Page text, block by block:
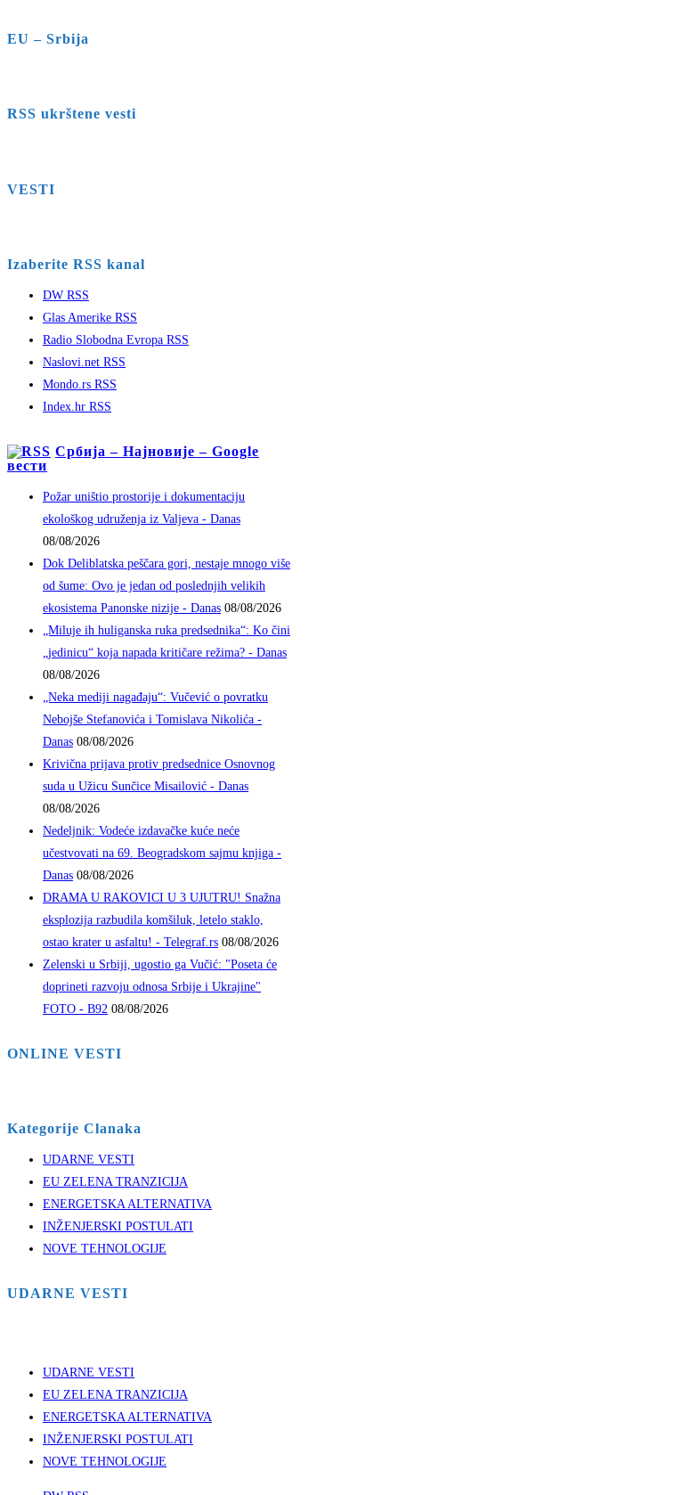
EU – Srbija
RSS ukrštene vesti
VESTI
Izaberite RSS kanal
DW RSS
Glas Amerike RSS
Radio Slobodna Evropa RSS
Naslovi.net RSS
Mondo.rs RSS
Index.hr RSS
Србија – Најновије – Google
вести
Požar uništio prostorije i dokumentaciju
ekološkog udruženja iz Valjeva - Danas
08/08/2026
Dok Deliblatska peščara gori, nestaje mnogo više
od šume: Ovo je jedan od poslednjih velikih
ekosistema Panonske nizije - Danas 08/08/2026
„Miluje ih huliganska ruka predsednika“: Ko čini
„jedinicu“ koja napada kritičare režima? - Danas
08/08/2026
„Neka mediji nagađaju“: Vučević o povratku
Nebojše Stefanovića i Tomislava Nikolića -
Danas 08/08/2026
Krivična prijava protiv predsednice Osnovnog
suda u Užicu Sunčice Misailović - Danas
08/08/2026
Nedeljnik: Vodeće izdavačke kuće neće
učestvovati na 69. Beogradskom sajmu knjiga -
Danas 08/08/2026
DRAMA U RAKOVICI U 3 UJUTRU! Snažna
eksplozija razbudila komšiluk, letelo staklo,
ostao krater u asfaltu! - Telegraf.rs 08/08/2026
Zelenski u Srbiji, ugostio ga Vučić: "Poseta će
doprineti razvoju odnosa Srbije i Ukrajine"
FOTO - B92 08/08/2026
ONLINE VESTI
Kategorije Clanaka
UDARNE VESTI
EU ZELENA TRANZICIJA
ENERGETSKA ALTERNATIVA
INŽENJERSKI POSTULATI
NOVE TEHNOLOGIJE
UDARNE VESTI
UDARNE VESTI
EU ZELENA TRANZICIJA
ENERGETSKA ALTERNATIVA
INŽENJERSKI POSTULATI
NOVE TEHNOLOGIJE